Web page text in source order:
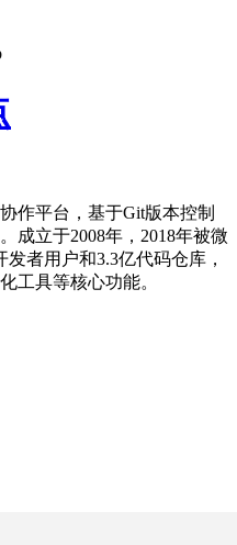
作平台，基于Git版本控制
成立于2008年，2018年被微
者用户和3.3亿代码仓库，
工具等核心功能。